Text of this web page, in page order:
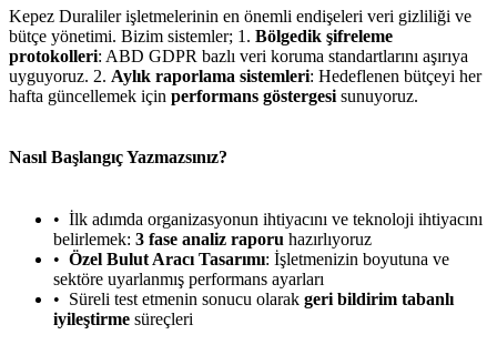
Kepez Duraliler işletmelerinin en önemli endişeleri veri gizliliği ve
bütçe yönetimi. Bizim sistemler; 1. Bölgedik şifreleme
protokolleri: ABD GDPR bazlı veri koruma standartlarını aşırıya
uyguyoruz. 2. Aylık raporlama sistemleri: Hedeflenen bütçeyi her
hafta güncellemek için performans göstergesi sunuyoruz.
Nasıl Başlangıç Yazmazsınız?
İlk adımda organizasyonun ihtiyacını ve teknoloji ihtiyacını
belirlemek: 3 fase analiz raporu hazırlıyoruz
Özel Bulut Aracı Tasarımı: İşletmenizin boyutuna ve
sektöre uyarlanmış performans ayarları
Süreli test etmenin sonucu olarak geri bildirim tabanlı
iyileştirme süreçleri